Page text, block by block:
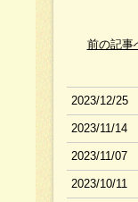
前の記事
2023/12/25
2023/11/14
2023/11/07
2023/10/11